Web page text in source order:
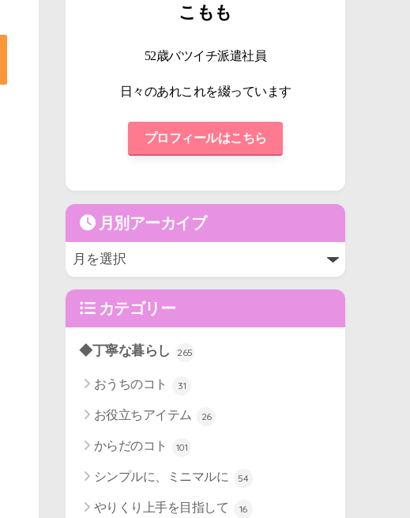
こもも
52歳バツイチ派遣社員
日々のあれこれを綴っています
プロフィールはこちら
月別アーカイブ
カテゴリー
◆丁寧な暮らし 265
おうちのコト 31
お役立ちアイテム 26
からだのコト 101
シンプルに、ミニマルに 54
やりくり上手を目指して 16